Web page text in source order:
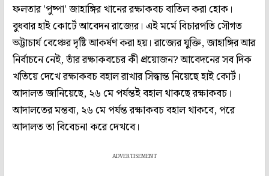
ফলতার 'পুষ্পা' জাহাঙ্গির খানের রক্ষাকবচ বাতিল করা হোক।
বুধবার হাই কোর্টে আবেদন রাজ্যের। এই মর্মে বিচারপতি সৌগত
ভট্টাচার্য বেঞ্চের দৃষ্টি আকর্ষণ করা হয়। রাজ্যের যুক্তি, জাহাঙ্গির আর
নির্বাচনে নেই, তাঁর রক্ষাকবচের কী প্রয়োজন? আবেদনের সব দিক
খতিয়ে দেখে রক্ষাকবচ বহাল রাখার সিদ্ধান্ত নিয়েছে হাই কোর্ট।
আদালত জানিয়েছে, ২৬ মে পর্যন্তই বহাল থাকছে রক্ষাকবচ।
আদালতের মন্তব্য, ২৬ মে পর্যন্ত রক্ষাকবচ বহাল থাকবে, পরে
আদালত তা বিবেচনা করে দেখবে।
ADVERTISEMENT